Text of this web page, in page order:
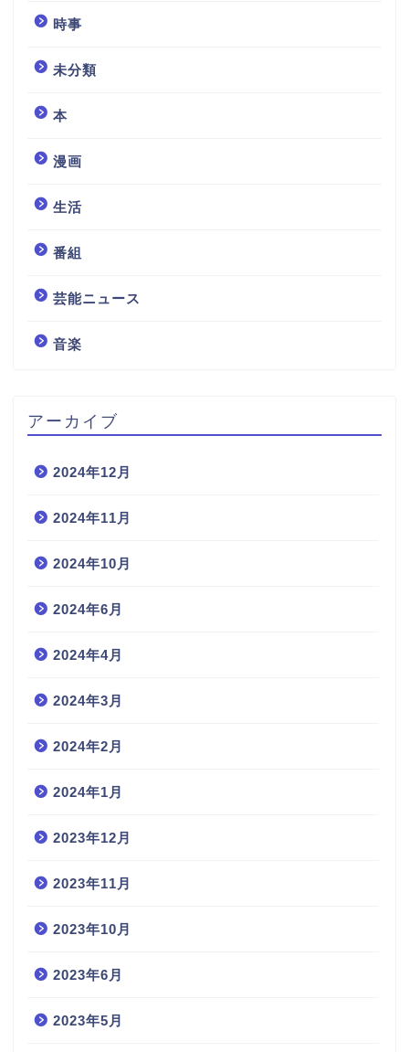
時事
未分類
本
漫画
生活
番組
芸能ニュース
音楽
アーカイブ
2024年12月
2024年11月
2024年10月
2024年6月
2024年4月
2024年3月
2024年2月
2024年1月
2023年12月
2023年11月
2023年10月
2023年6月
2023年5月